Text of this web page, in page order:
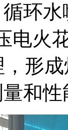
环
电火
，形
和